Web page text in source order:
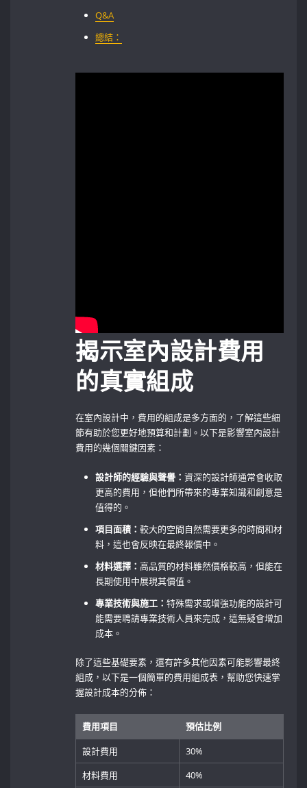
Q&A
總結：
揭示室內設計費用
的真實組成
在室內設計中，費用的組成是多方面的，了解這些細
節有助於您更好地預算和計劃。以下是影響室內設計
費用的幾個關鍵因素：
設計師的經驗與聲譽：資深的設計師通常會收取
更高的費用，但他們所帶來的專業知識和創意是
值得的。
項目面積：較大的空間自然需要更多的時間和材
料，這也會反映在最終報價中。
材料選擇：高品質的材料雖然價格較高，但能在
長期使用中展現其價值。
專業技術與施工：特殊需求或增強功能的設計可
能需要聘請專業技術人員來完成，這無疑會增加
成本。
除了這些基礎要素，還有許多其他因素可能影響最終
組成，以下是一個簡單的費用組成表，幫助您快速掌
握設計成本的分佈：
費用項目
預估比例
設計費用
30%
材料費用
40%